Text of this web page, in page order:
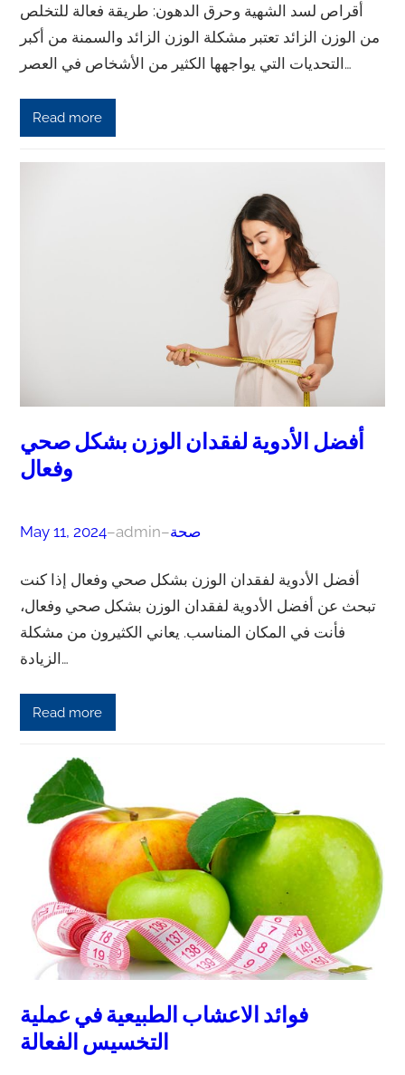
أقراص لسد الشهية وحرق الدهون: طريقة فعالة للتخلص
من الوزن الزائد تعتبر مشكلة الوزن الزائد والسمنة من أكبر
التحديات التي يواجهها الكثير من الأشخاص في العصر…
Read more
أفضل الأدوية لفقدان الوزن بشكل صحي
وفعال
May 11, 2024–admin–صحة
أفضل الأدوية لفقدان الوزن بشكل صحي وفعال إذا كنت
تبحث عن أفضل الأدوية لفقدان الوزن بشكل صحي وفعال،
فأنت في المكان المناسب. يعاني الكثيرون من مشكلة
الزيادة…
Read more
فوائد الاعشاب الطبيعية في عملية
التخسيس الفعالة